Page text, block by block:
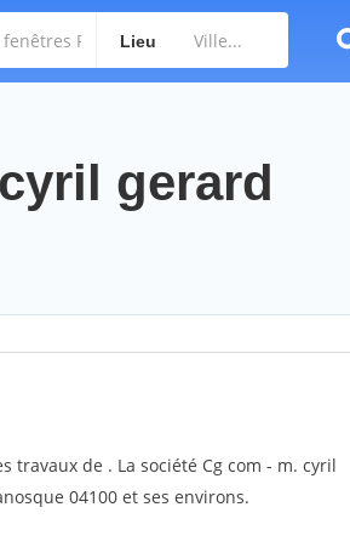
Lieu
gerard
de . La société Cg com - m. cyril
04100 et ses environs.